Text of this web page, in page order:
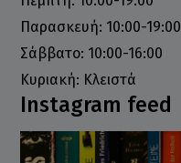
Παρασκευή: 10:00-19:00
Σάββατο: 10:00-16:00
Κυριακή: Κλειστά
Instagram feed